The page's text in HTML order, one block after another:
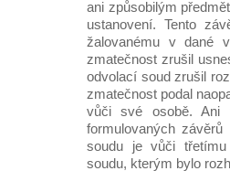
ani způsobilým
ustanovení. Tento
žalovanému v dané
zmatečnost zrušil
odvolací soud zrušil
zmatečnost podal
vůči své osobě. Ani
formulovaných
soudu je vůči třetímu
soudu, kterým bylo